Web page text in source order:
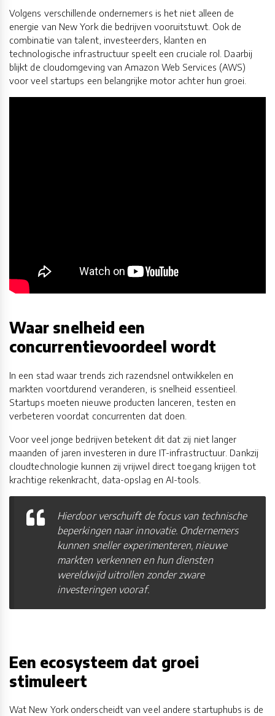
Volgens verschillende ondernemers is het niet alleen de
energie van New York die bedrijven vooruitstuwt. Ook de
combinatie van talent, investeerders, klanten en
technologische infrastructuur speelt een cruciale rol. Daarbij
blijkt de cloudomgeving van Amazon Web Services (AWS)
voor veel startups een belangrijke motor achter hun groei.
Waar snelheid een
concurrentievoordeel wordt
In een stad waar trends zich razendsnel ontwikkelen en
markten voortdurend veranderen, is snelheid essentieel.
Startups moeten nieuwe producten lanceren, testen en
verbeteren voordat concurrenten dat doen.
Voor veel jonge bedrijven betekent dit dat zij niet langer
maanden of jaren investeren in dure IT-infrastructuur. Dankzij
cloudtechnologie kunnen zij vrijwel direct toegang krijgen tot
krachtige rekenkracht, data-opslag en AI-tools.
Hierdoor verschuift de focus van technische
beperkingen naar innovatie. Ondernemers
kunnen sneller experimenteren, nieuwe
markten verkennen en hun diensten
wereldwijd uitrollen zonder zware
investeringen vooraf.
Een ecosysteem dat groei
stimuleert
Wat New York onderscheidt van veel andere startuphubs is de